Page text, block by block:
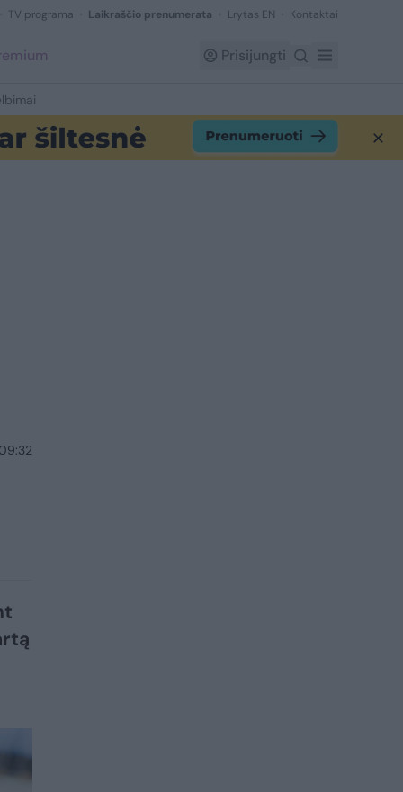
TV programa Laikraščio prenumerata Lrytas EN Kontaktai
Prisijungti